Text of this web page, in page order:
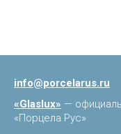
info@porcelarus.ru
«Glaslux» —
«Порцела Рус»